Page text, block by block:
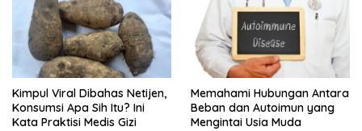
Kimpul Viral Dibahas Netijen,
Konsumsi Apa Sih Itu? Ini
Kata Praktisi Medis Gizi
Memahami Hubungan Antara
Beban dan Autoimun yang
Mengintai Usia Muda